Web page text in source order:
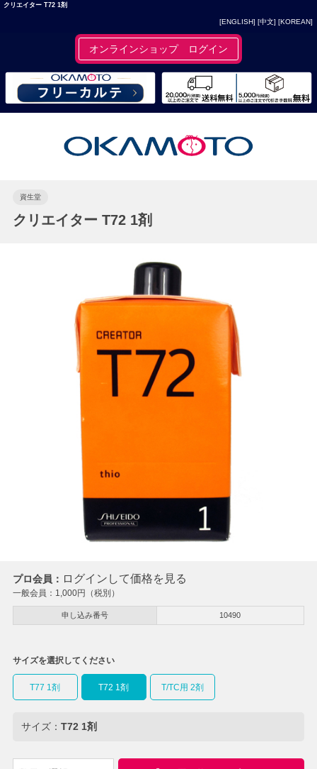
クリエイター T72 1剤
[ENGLISH] [中文] [KOREAN]
オンラインショップ ログイン
資生堂
クリエイター T72 1剤
プロ会員： ログインして価格を見る
一般会員： 1,000円（税別）
申し込み番号 10490
サイズを選択してください
T77 1剤 T72 1剤 T/TC用 2剤
サイズ： T72 1剤